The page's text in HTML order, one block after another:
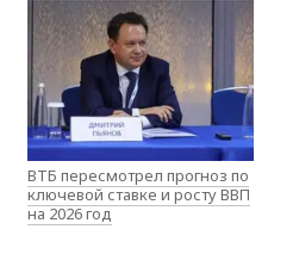
ВТБ пересмотрел прогноз по
ключевой ставке и росту ВВП
на 2026 год